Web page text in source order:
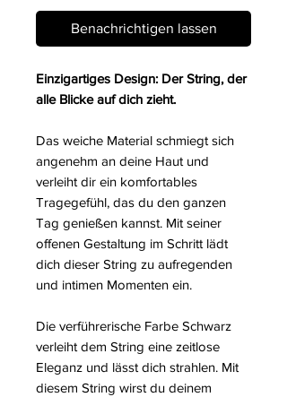
Benachrichtigen lassen
Einzigartiges Design: Der String, der
alle Blicke auf dich zieht.
Das weiche Material schmiegt sich
angenehm an deine Haut und
verleiht dir ein komfortables
Tragegefühl, das du den ganzen
Tag genießen kannst. Mit seiner
offenen Gestaltung im Schritt lädt
dich dieser String zu aufregenden
und intimen Momenten ein.
Die verführerische Farbe Schwarz
verleiht dem String eine zeitlose
Eleganz und lässt dich strahlen. Mit
diesem String wirst du deinem